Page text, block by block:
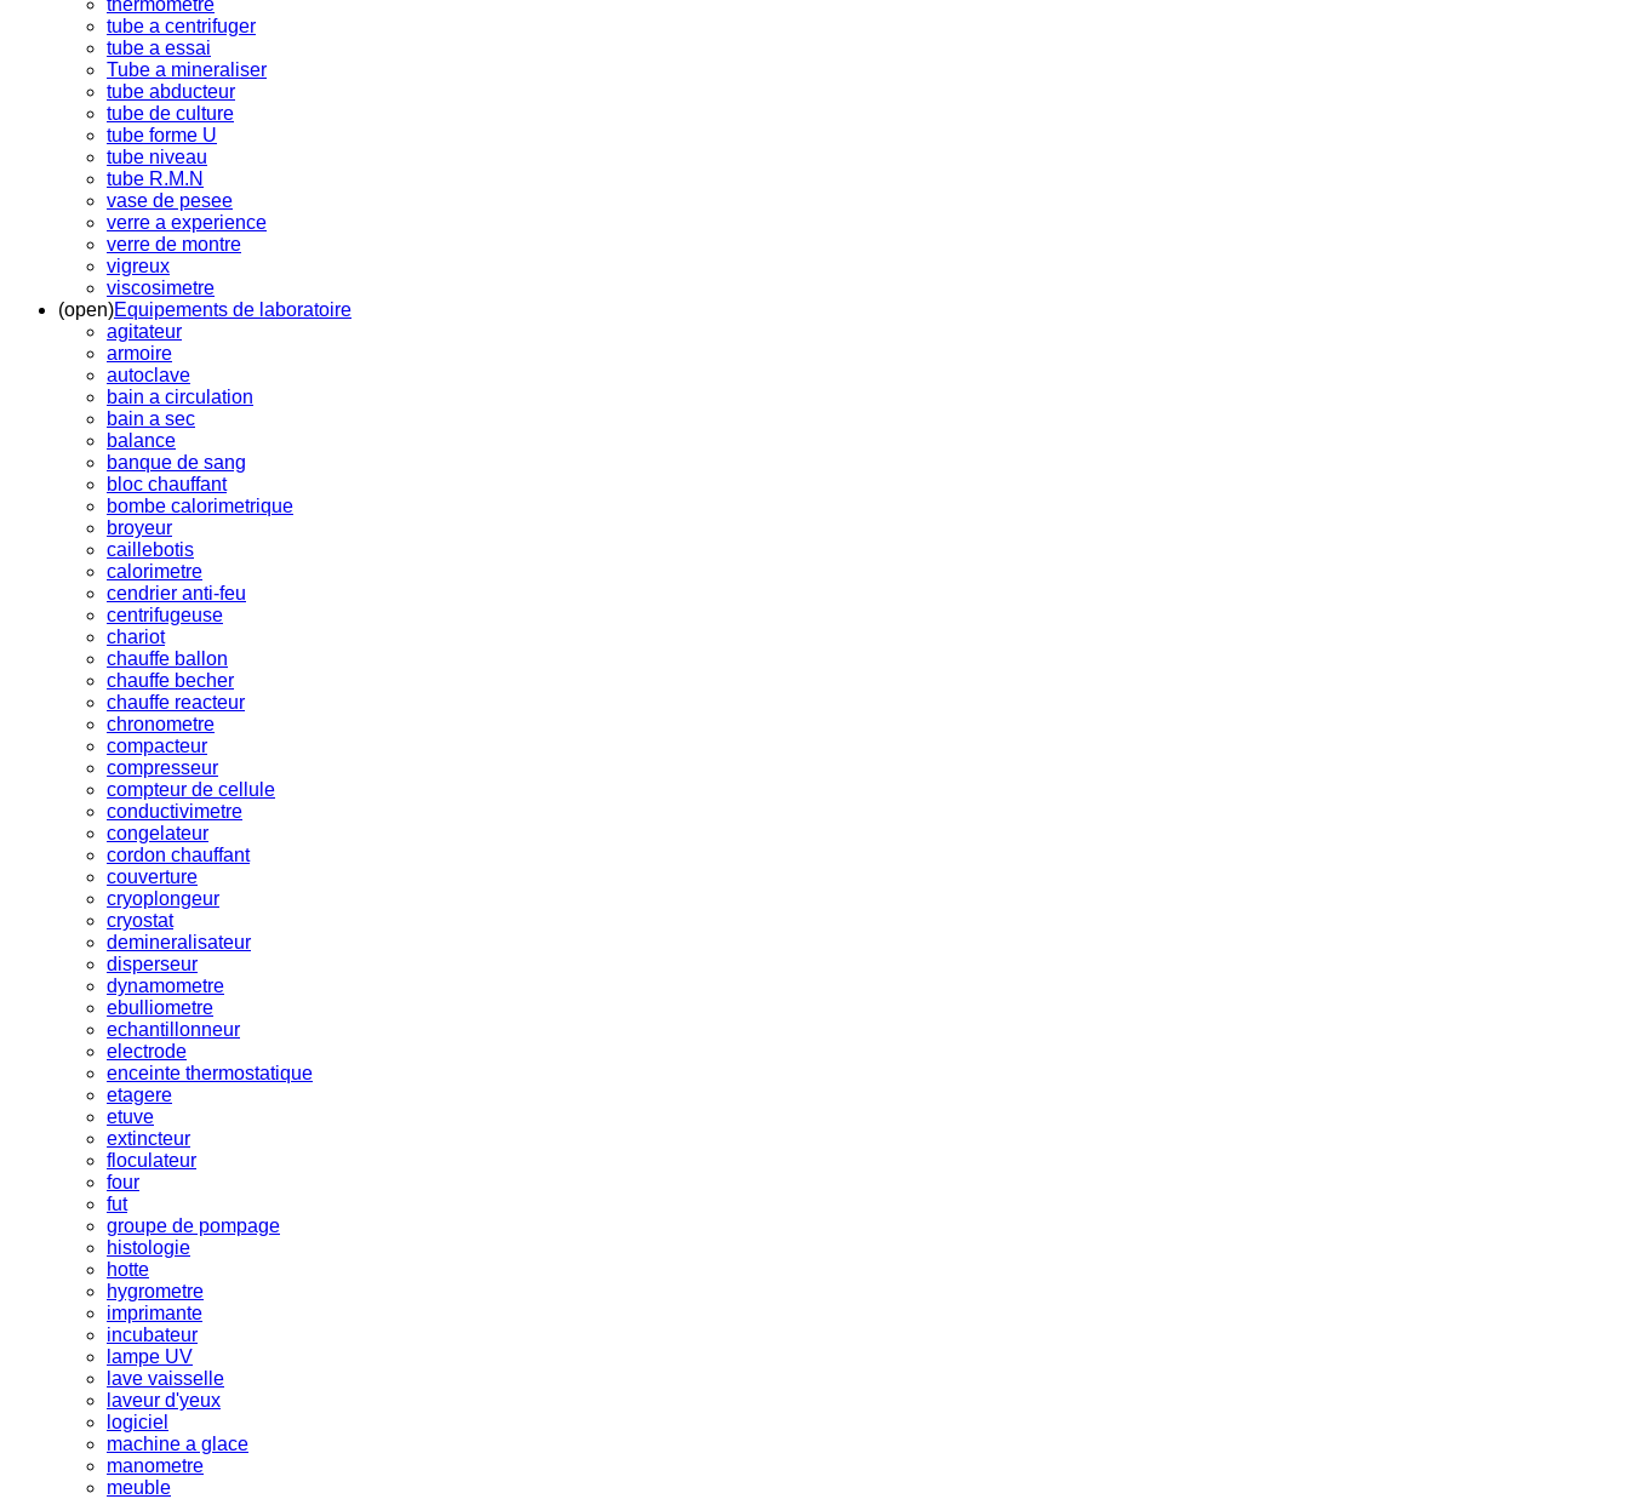
tube a centrifuger
tube a essai
Tube a mineraliser
tube abducteur
tube de culture
tube forme U
tube niveau
tube R.M.N
vase de pesee
verre a experience
verre de montre
vigreux
viscosimetre
(open)Equipements de laboratoire
agitateur
armoire
autoclave
bain a circulation
bain a sec
balance
banque de sang
bloc chauffant
bombe calorimetrique
broyeur
caillebotis
calorimetre
cendrier anti-feu
centrifugeuse
chariot
chauffe ballon
chauffe becher
chauffe reacteur
chronometre
compacteur
compresseur
compteur de cellule
conductivimetre
congelateur
cordon chauffant
couverture
cryoplongeur
cryostat
demineralisateur
disperseur
dynamometre
ebulliometre
echantillonneur
electrode
enceinte thermostatique
etagere
etuve
extincteur
floculateur
four
fut
groupe de pompage
histologie
hotte
hygrometre
imprimante
incubateur
lampe UV
lave vaisselle
laveur d'yeux
logiciel
machine a glace
manometre
meuble